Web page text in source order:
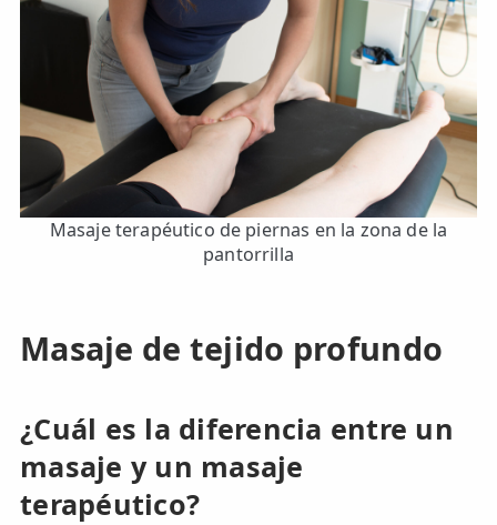
Masaje terapéutico de piernas en la zona de la
pantorrilla
Masaje de tejido profundo
¿Cuál es la diferencia entre un
masaje y un masaje
terapéutico?